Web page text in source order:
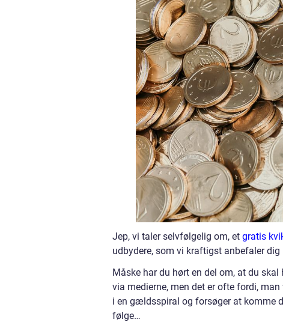
Jep, vi taler selvfølgelig om, et gratis
udbydere, som vi kraftigst anbefaler
Måske har du hørt en del om, at du
via medierne, men det er ofte fordi,
i en gældsspiral og forsøger at komme
følge…